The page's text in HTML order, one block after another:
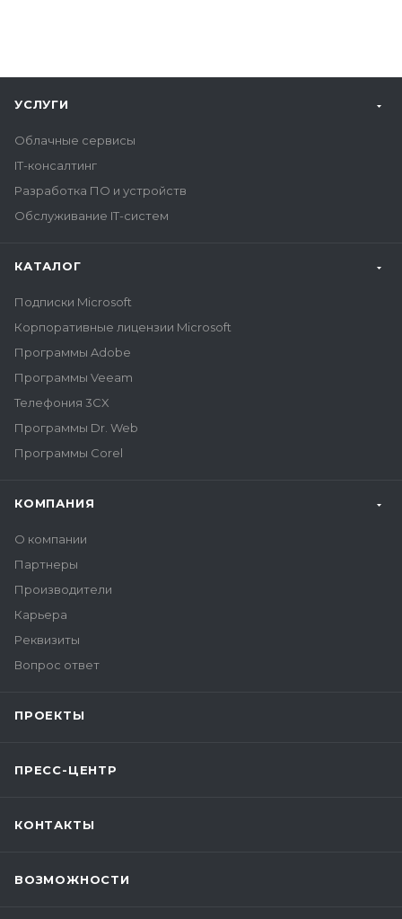
УСЛУГИ
Облачные сервисы
IT-консалтинг
Разработка ПО и устройств
Обслуживание IT-систем
КАТАЛОГ
Подписки Microsoft
Корпоративные лицензии Microsoft
Программы Adobe
Программы Veeam
Телефония 3CX
Программы Dr. Web
Программы Corel
КОМПАНИЯ
О компании
Партнеры
Производители
Карьера
Реквизиты
Вопрос ответ
ПРОЕКТЫ
ПРЕСС-ЦЕНТР
КОНТАКТЫ
ВОЗМОЖНОСТИ